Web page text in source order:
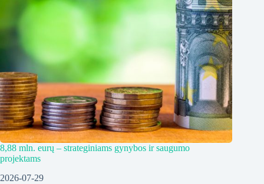
8,88 mln. eurų – strateginiams gynybos ir saugumo
projektams
2026-07-29